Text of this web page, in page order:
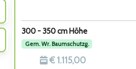
300 - 350 cm Höhe
Gem. Wr. Baumschutzg.
€ 1.115,00